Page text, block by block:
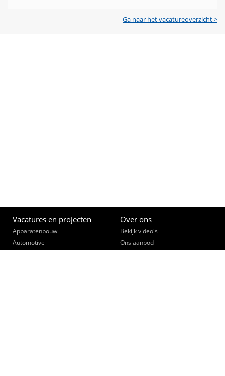
samen met jouw 25 collega’s op de productievloer.
Ga naar het vacatureoverzicht >
Vacatures en projecten
Apparatenbouw
Automotive
Over ons
Bekijk video's
Ons aanbod